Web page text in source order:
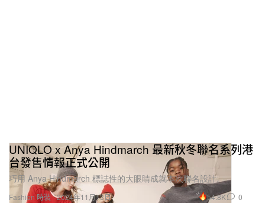
Fashion 時裝
台發售情報正式公開
巧用 Anya Hindmarch 標誌性的大眼睛成就本次聯名設計。
2024年11月13日 54.8K